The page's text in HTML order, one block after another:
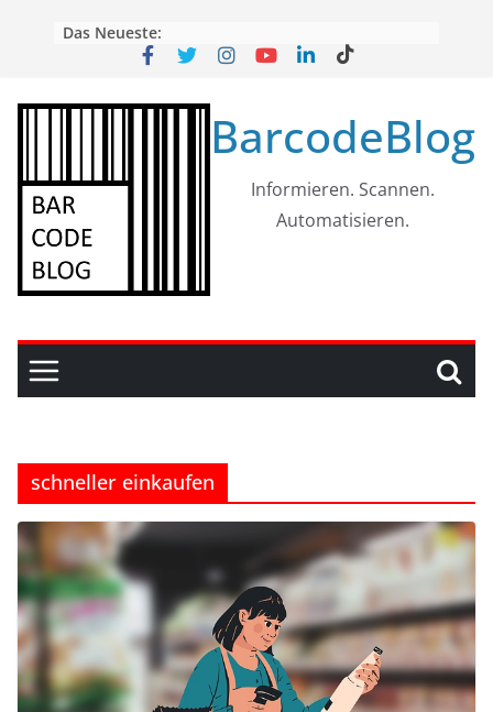
Das Neueste:
BarcodeBlog
Informieren. Scannen.
Automatisieren.
schneller einkaufen